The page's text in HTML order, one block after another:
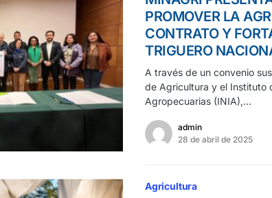
PROMOVER LA
CONTRATO Y
TRIGUERO
A través de un convenio
de Agricultura y el Instituto
Agropecuarias (INIA),…
admin
28 de abril de 2025
Agricultura